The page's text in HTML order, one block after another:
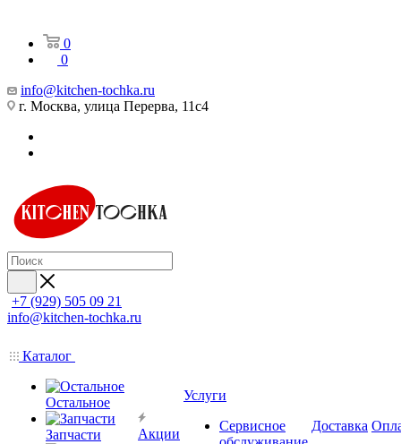
0
0
info@kitchen-tochka.ru
г. Москва, улица Перерва, 11с4
+7 (929) 505 09 21
info@kitchen-tochka.ru
Каталог
Остальное
Запчасти Акции
Услуги
Сервисное
Доставка